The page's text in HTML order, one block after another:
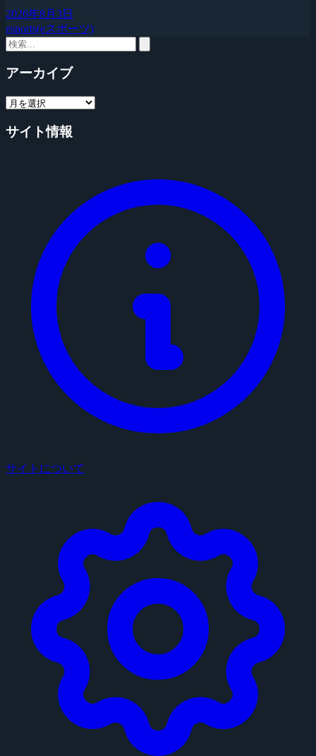
2026年8月3日
esports(eスポーツ)
アーカイブ
サイト情報
サイトについて